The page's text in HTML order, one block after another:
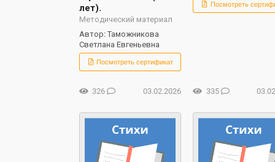
лет).
Методический материал
Автор: Таможникова
Светлана Евгеньевна
Посмотреть сертификат
03.02.2026
326
Посмотреть
335